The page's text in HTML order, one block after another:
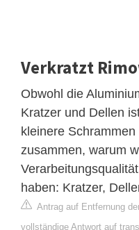
Verkratzt
Obwohl die
Kratzer und Dellen
kleinere
zusammen, warum
haben: Kratzer,
Antrag auf Entfernung
vollständige Antwort auf